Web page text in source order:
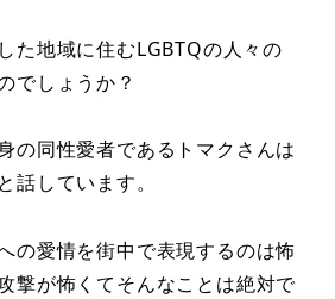
た地域に住むLGBTQの人々の
でしょうか？
の同性愛者であるトマクさんは
話しています。
の愛情を街中で表現するのは怖
撃が怖くてそんなことは絶対で